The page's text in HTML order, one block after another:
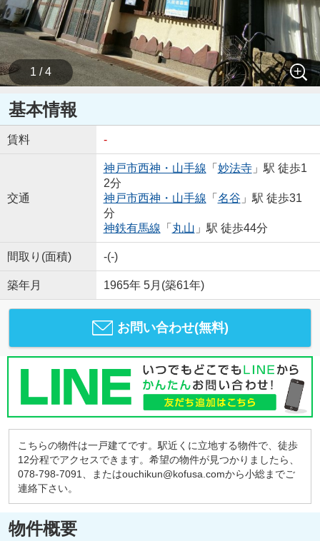
1 / 4
基本情報
賃料 -
交通
神戸市西神・山手線 「 妙法寺」駅 徒歩1
2分
神戸市西神・山手線 「 名谷 」駅 徒歩31
分
神鉄有馬線 「 丸山 」駅 徒歩44分
間取り(面積) -(-)
築年月 1965年 5月(築61年)
お問い合わせ(無料)
こちらの物件は一戸建てです。駅近くに立地する物件で、徒歩
12分程でアクセスできます。希望の物件が見つかりましたら、
078-798-7091、またはouchikun@kofusa.comから小総までご
連絡下さい。
物件概要